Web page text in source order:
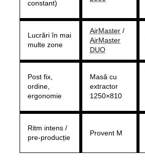
constant)
Lucrări în mai
multe zone
AirMaster /
AirMaster
DUO
Post fix,
ordine,
ergonomie
Masă cu
extractor
1250×810
Ritm intens /
pre-producție
Provent M